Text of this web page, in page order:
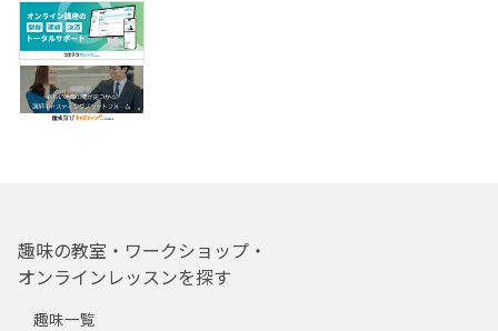
趣味の教室・ワークショップ・
オンラインレッスンを探す
趣味一覧